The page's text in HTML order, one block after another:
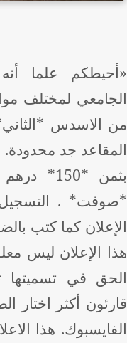
علما
لمختلف مواد
الاسدس *الثاني*
جد محدودة.
بثمن *150*
. التسجيل
كما كتب
الإعلان ليس
في تسميتها
أكثر اختار
هذا